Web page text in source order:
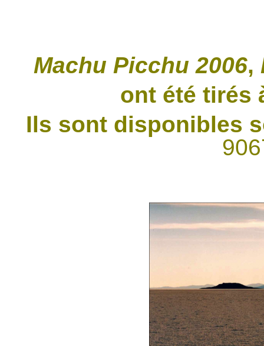
Machu Picchu 2006,
ont été tirés
Ils sont disponibles